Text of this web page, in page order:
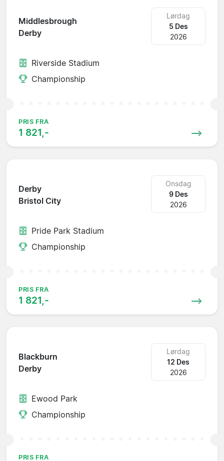
Middlesbrough
Derby
Lørdag
5 Des
2026
Riverside Stadium
Championship
PRIS FRA
1 821,-
Derby
Bristol City
Onsdag
9 Des
2026
Pride Park Stadium
Championship
PRIS FRA
1 821,-
Blackburn
Derby
Lørdag
12 Des
2026
Ewood Park
Championship
PRIS FRA